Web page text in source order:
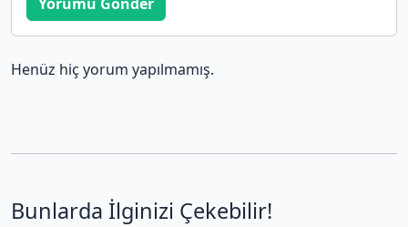
Henüz hiç yorum yapılmamış.
Bunlarda İlginizi Çekebilir!